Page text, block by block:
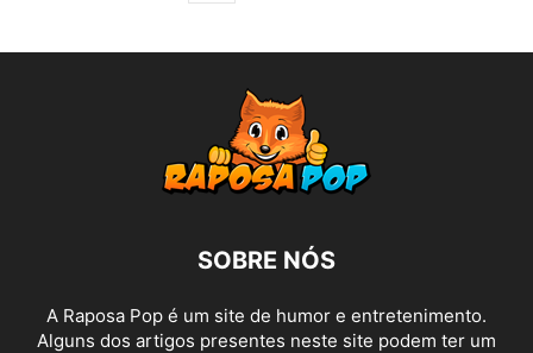
SOBRE NÓS
A Raposa Pop é um site de humor e entretenimento.
Alguns dos artigos presentes neste site podem ter um